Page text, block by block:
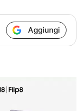
Aggiungi